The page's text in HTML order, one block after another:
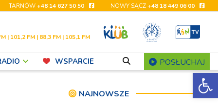
TARNÓW+48 14 627 50 50 NOWY SĄCZ+48 18 449 06 00
| 101,2 FM | 88,3 FM | 105,1 FM
WSPARCIE POSŁUCHAJ
NAJNOWSZE